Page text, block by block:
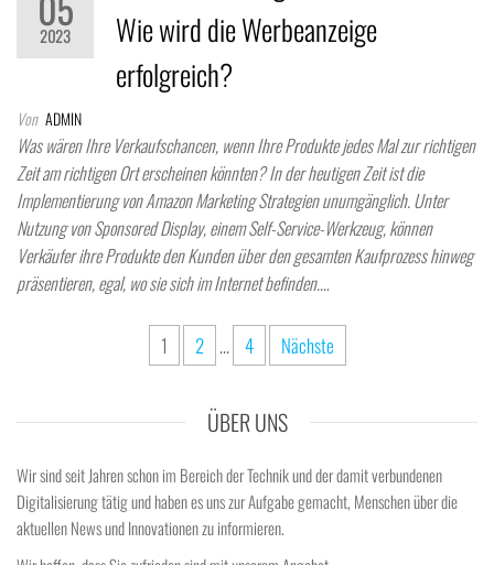
2023
Wie wird die Werbeanzeige
erfolgreich?
Von ADMIN
Was wären Ihre Verkaufschancen, wenn Ihre Produkte jedes Mal zur richtigen
Zeit am richtigen Ort erscheinen könnten? In der heutigen Zeit ist die
Implementierung von Amazon Marketing Strategien unumgänglich. Unter
Nutzung von Sponsored Display, einem Self-Service-Werkzeug, können
Verkäufer ihre Produkte den Kunden über den gesamten Kaufprozess hinweg
präsentieren, egal, wo sie sich im Internet befinden.…
Seitennummerierung
Beiträge
1 2 … 4 Nächste
ÜBER UNS
Wir sind seit Jahren schon im Bereich der Technik und der damit verbundenen
Digitalisierung tätig und haben es uns zur Aufgabe gemacht, Menschen über die
aktuellen News und Innovationen zu informieren.